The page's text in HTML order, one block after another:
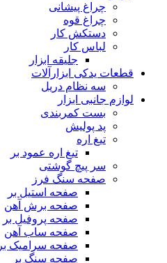
چراغ پیشانی
چراغ قوه
دستکش کار
لباس کار
جلیقه ابزار
قطعات یدکی ابزارآلات
سه نظام دریل
لوازم جانبی ابزار
بست کمربندی
پد پولیش
تیغ اره
تیغ اره عمود بر
سر پیچ گوشتی
صفحه سنگ فرز
صفحه استیل بر
صفحه برش آهن
صفحه پروفیل بر
صفحه ساب آهن
صفحه سرامیک بر
صفحه سنگ بر